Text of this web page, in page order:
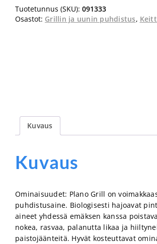
L
määrä
Tuotetunnus (SKU): 091333
Osastot: Grillin ja uunin puhdistus,
Kuvaus
Kuvaus
Ominaisuudet: Plano Grill on
puhdistusaine. Biologisesti hajoavat
aineet yhdessä emäksen kanssa
nokea, rasvaa, palanutta likaa ja
paistojäänteitä. Hyvät kosteuttavat